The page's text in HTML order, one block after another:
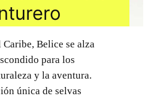
Belice se alza
para los
y la aventura.
única de selvas